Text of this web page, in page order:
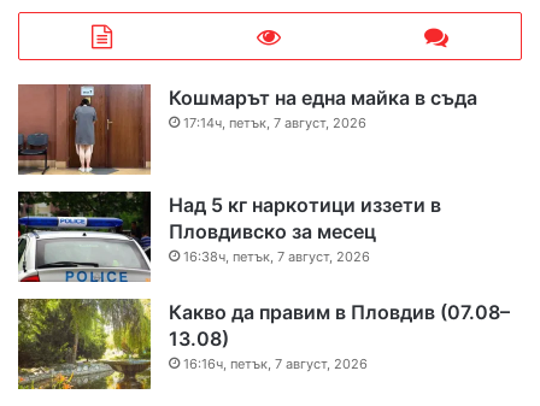
Кошмарът на една майка в съда
17:14ч, петък, 7 август, 2026
Над 5 кг наркотици иззети в
Пловдивско за месец
16:38ч, петък, 7 август, 2026
Какво да правим в Пловдив (07.08–
13.08)
16:16ч, петък, 7 август, 2026